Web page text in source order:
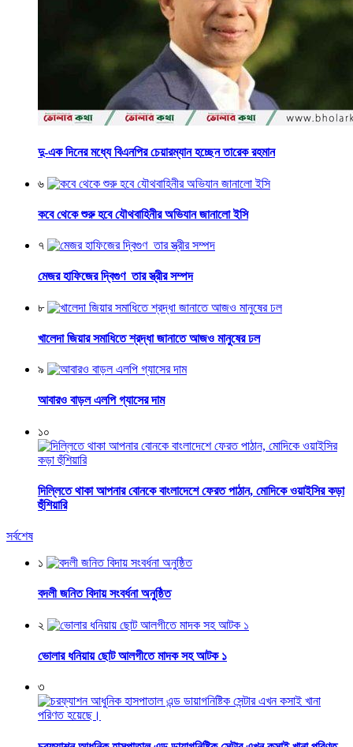
দু-এক দিনের মধ্যে বিএনপির চেয়ারম্যান হচ্ছেন তারেক রহমান
৬
কবে থেকে শুরু হবে যৌথবাহিনীর অভিযান জানালো ইসি
৭
মেজর হাফিজের দ্বিগুণ তার স্ত্রীর সম্পদ
৮
খালেদা জিয়ার সমাধিতে শ্রদ্ধা জানাতে আজও মানুষের ঢল
৯
আবারও বাড়ল এলপি গ্যাসের দাম
১০
দিল্লিতে থাকা আপনার বোনকে বাংলাদেশে ফেরত পাঠান, মোদিকে ওয়াইসির কড়া
হুঁশিয়ারি
সর্বশেষ
১
বদলী জনিত বিদায় সংবর্ধনা অনুষ্ঠিত
২
ভোলার ধনিয়ায় ছোট আলগীতে মাদক সহ আটক ১
৩